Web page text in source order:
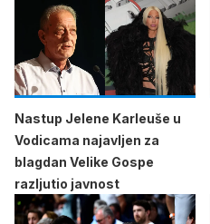
Nastup Jelene Karleuše u
Vodicama najavljen za
blagdan Velike Gospe
razljutio javnost